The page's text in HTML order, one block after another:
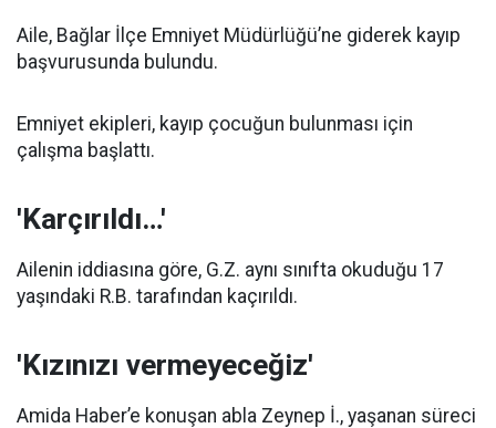
Aile, Bağlar İlçe Emniyet Müdürlüğü’ne giderek kayıp
başvurusunda bulundu.
Emniyet ekipleri, kayıp çocuğun bulunması için
çalışma başlattı.
'Karçırıldı…'
Ailenin iddiasına göre, G.Z. aynı sınıfta okuduğu 17
yaşındaki R.B. tarafından kaçırıldı.
'Kızınızı vermeyeceğiz'
Amida Haber’e konuşan abla Zeynep İ., yaşanan süreci